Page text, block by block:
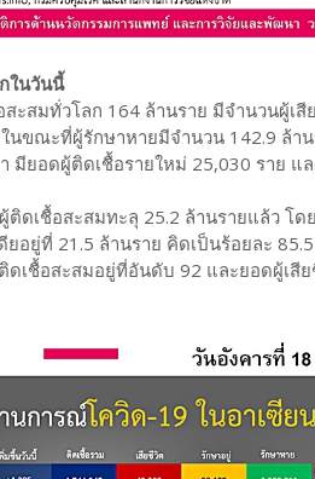
ในวันนี้
สมทั่วโลก 164 ล้านราย มีจำนวนผู้เสี
นขณะที่ผู้รักษาหายมีจำนวน 142.9 ล้า
มียอดผู้ติดเชื้อรายใหม่ 25,030 ราย แ
ดเชื้อสะสมทะลุ 25.2 ล้านรายแล้ว โ
ยอยู่ที่ 21.5 ล้านราย คิดเป็นร้อยละ 85.5
เชื้อสะสมอยู่ที่อันดับ 92 และยอดผู้เสี